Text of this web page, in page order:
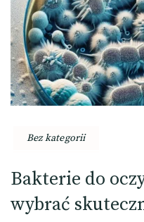
Bez kategorii
Bakterie do
wybrać